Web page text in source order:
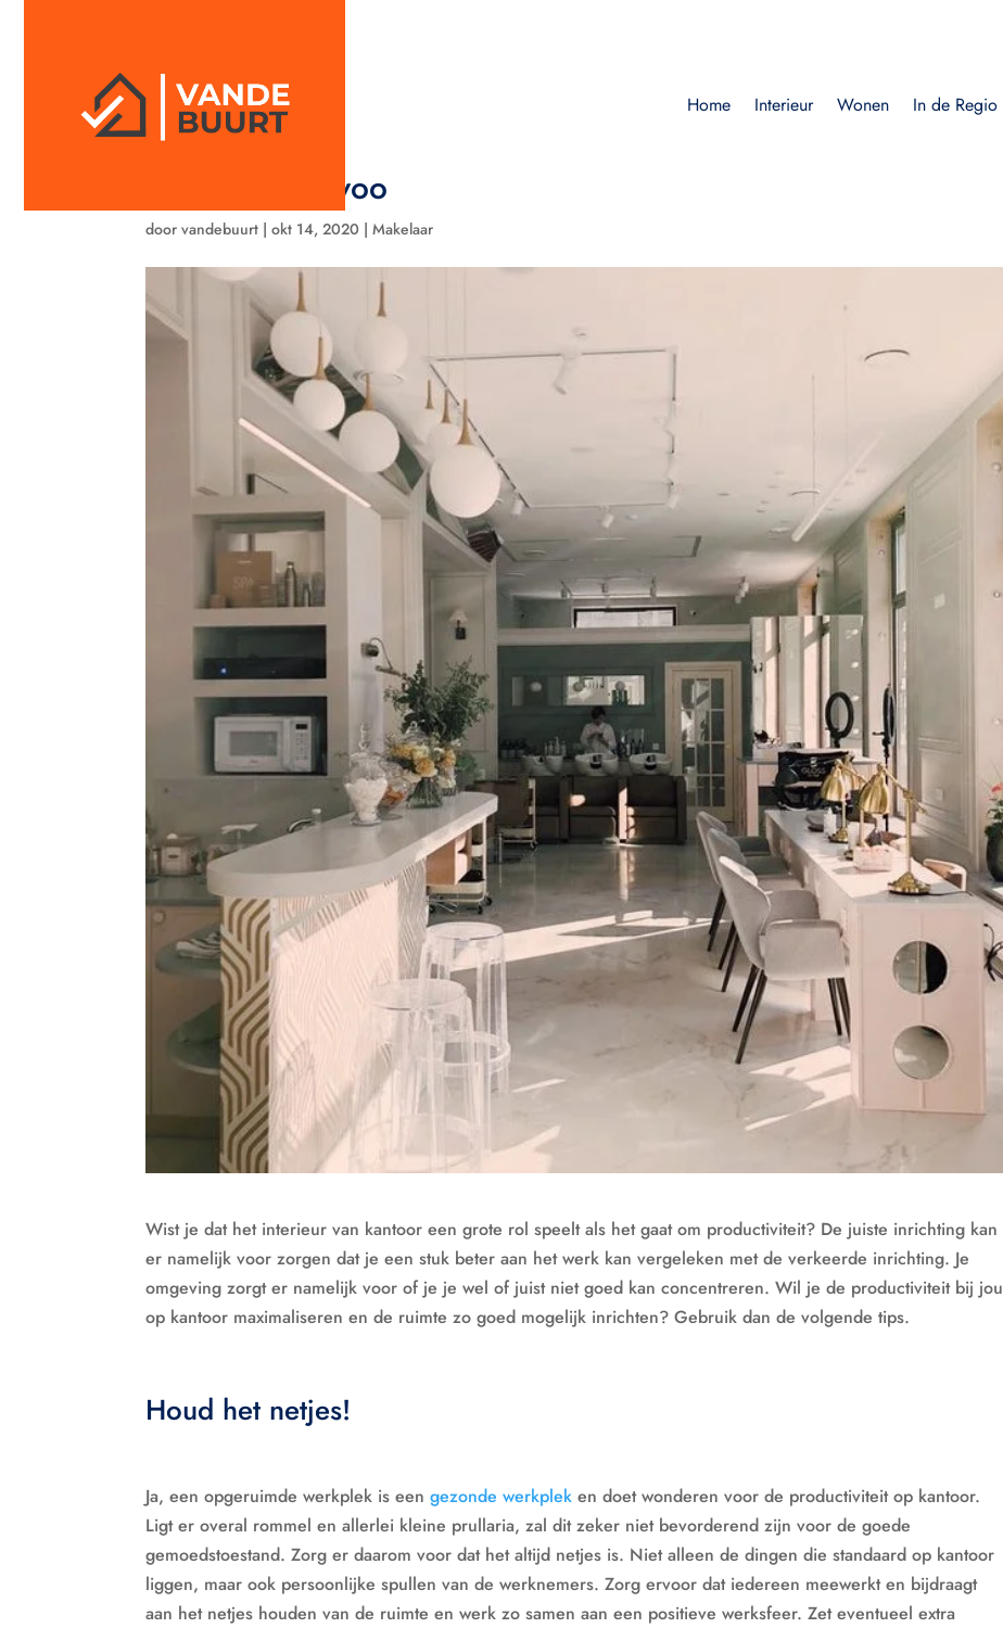
Home Interieur Wonen In de Regio
Interieur tips voor een verhoogde productiviteit
doorvandebuurt |okt 14, 2020 |Makelaar
Wist je dat het interieur van kantoor een grote rol speelt als het gaat om productiviteit? De juiste inrichting kan
er namelijk voor zorgen dat je een stuk beter aan het werk kan vergeleken met de verkeerde inrichting. Je
omgeving zorgt er namelijk voor of je je wel of juist niet goed kan concentreren. Wil je de productiviteit bij jou
op kantoor maximaliseren en de ruimte zo goed mogelijk inrichten? Gebruik dan de volgende tips.
Houd het netjes!
Ja, een opgeruimde werkplek is eengezonde werkplek en doet wonderen voor de productiviteit op kantoor.
Ligt er overal rommel en allerlei kleine prullaria, zal dit zeker niet bevorderend zijn voor de goede
gemoedstoestand. Zorg er daarom voor dat het altijd netjes is. Niet alleen de dingen die standaard op kantoor
liggen, maar ook persoonlijke spullen van de werknemers. Zorg ervoor dat iedereen meewerkt en bijdraagt
aan het netjes houden van de ruimte en werk zo samen aan een positieve werksfeer. Zet eventueel extra